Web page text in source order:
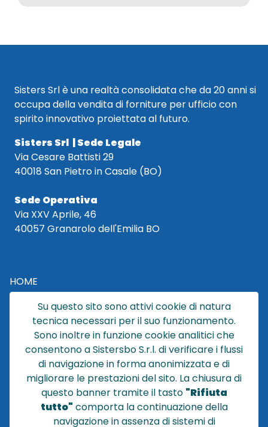
Sisters Srl è una realtà consolidata che da 20 anni si
occupa della vendita di forniture per ufficio con
spirito innovativo proiettata al futuro.
Sisters Srl | Sede Legale
Via Cesare Battisti 29
40018 San Pietro in Casale (BO)
Sede Operativa
Via XXV Aprile, 46
40057 Granarolo dell'Emilia BO
HOME
CATALOGO
CHI SIAMO
NEWS
CONTATTACI
CONDIZIONI DI VENDITA
POLICY PRIVACY
NOTE LEGALI
Su questo sito sono attivi cookie di natura
tecnica necessari per il suo funzionamento.
Sono inoltre in funzione cookie analitici che
consentono a Sistersbo S.r.l. di verificare i flussi
di navigazione in forma anonimizzata e di
migliorare le prestazioni del sito. La chiusura di
questo banner tramite il tasto "Rifiuta
tutto" comporta la continuazione della
navigazione in assenza di sistemi di